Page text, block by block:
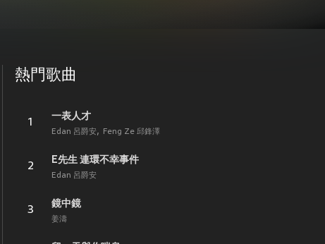
熱門歌曲
1
一表人才
Edan 呂爵安 Feng Ze 邱鋒澤
2
E先生 連環不幸事件
Edan 呂爵安
3
鏡中鏡
姜濤